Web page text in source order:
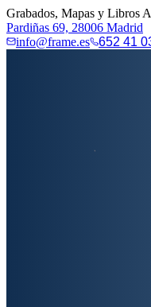
Grabados, Mapas y Libros
Pardiñas 69, 28006 Madrid
info@frame.es
652 41